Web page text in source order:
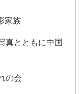
家族
真とともに中国
の会